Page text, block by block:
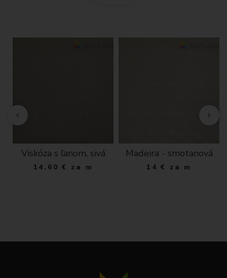
Viskóza s ľanom, sivá
14.60 € za m
Madeira - smotanová
14 € za m